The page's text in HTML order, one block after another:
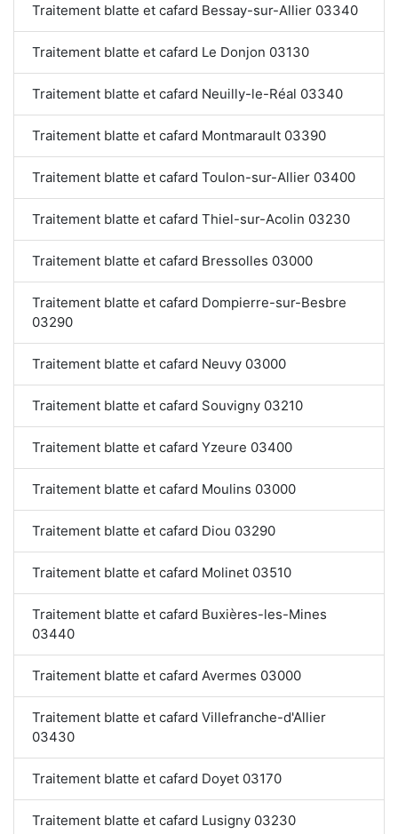
Traitement blatte et cafard Bessay-sur-Allier 03340
Traitement blatte et cafard Le Donjon 03130
Traitement blatte et cafard Neuilly-le-Réal 03340
Traitement blatte et cafard Montmarault 03390
Traitement blatte et cafard Toulon-sur-Allier 03400
Traitement blatte et cafard Thiel-sur-Acolin 03230
Traitement blatte et cafard Bressolles 03000
Traitement blatte et cafard Dompierre-sur-Besbre
03290
Traitement blatte et cafard Neuvy 03000
Traitement blatte et cafard Souvigny 03210
Traitement blatte et cafard Yzeure 03400
Traitement blatte et cafard Moulins 03000
Traitement blatte et cafard Diou 03290
Traitement blatte et cafard Molinet 03510
Traitement blatte et cafard Buxières-les-Mines
03440
Traitement blatte et cafard Avermes 03000
Traitement blatte et cafard Villefranche-d'Allier
03430
Traitement blatte et cafard Doyet 03170
Traitement blatte et cafard Lusigny 03230